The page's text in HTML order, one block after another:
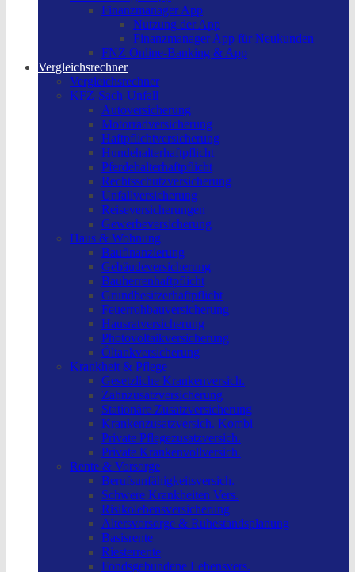
Finanzmanager App
Nutzung der App
Finanzmanager App für Neukunden
FNZ Online-Banking & App
Vergleichsrechner
Vergleichsrechner
KFZ-Sach-Unfall
Autoversicherung
Motorradversicherung
Haftpflichtversicherung
Hundehalterhaftpflicht
Pferdehalterhaftpflicht
Rechtsschutzversicherung
Unfallversicherung
Reiseversicherungen
Gewerbeversicherung
Haus & Wohnung
Baufinanzierung
Gebäudeversicherung
Bauherrenhaftpflicht
Grundbesitzerhaftpflicht
Feuerrohbauversicherung
Hausratversicherung
Photovoltaikversicherung
Öltankversicherung
Krankheit & Pflege
Gesetzliche Krankenversich.
Zahnzusatzversicherung
Stationäre Zusatzversicherung
Krankenzusatzversich. Kombi
Private Pflegezusatzversich.
Private Krankenvollversich.
Rente & Vorsorge
Berufs­unfähigkeitsversich.
Schwere Krankheiten Vers.
Risikolebensversicherung
Altersvorsorge & Ruhestandsplanung
Basisrente
Riesterrente
Fondsgebundene Lebensvers.